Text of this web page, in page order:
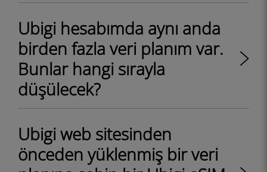
Ubigi hesabımda aynı anda
birden fazla veri planım var.
Bunlar hangi sırayla
düşülecek?
Ubigi web sitesinden
önceden yüklenmiş bir veri